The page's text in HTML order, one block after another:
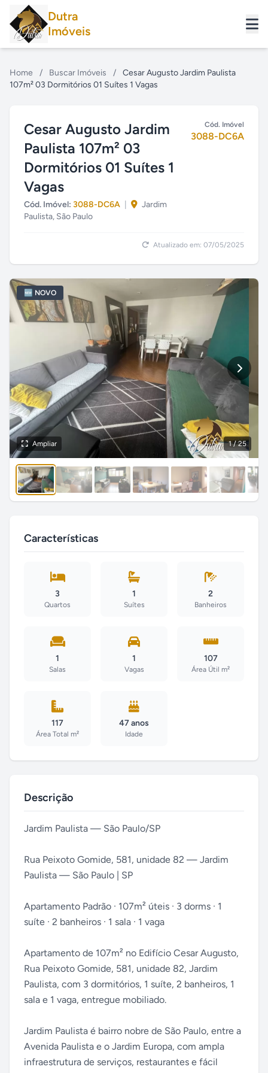
Dutra
Imóveis
Home / Buscar Imóveis /
Cesar Augusto Jardim Paulista
107m² 03 Dormitórios 01 Suítes 1 Vagas
Cesar Augusto Jardim
Paulista 107m² 03
Dormitórios 01 Suítes 1
Vagas
Cód. Imóvel: 3088-DC6A
Jardim
Paulista, São Paulo
Cód. Imóvel
3088-DC6A
Atualizado em: 07/05/2025
1/ 25
🆕 NOVO
Ampliar
Características
3
Quartos
1
Suítes
2
Banheiros
1
Salas
1
Vagas
107
Área Útil m²
117
Área Total m²
47 anos
Idade
Descrição
Jardim Paulista — São Paulo/SP
Rua Peixoto Gomide, 581, unidade 82 — Jardim
Paulista — São Paulo | SP
Apartamento Padrão · 107m² úteis · 3 dorms · 1
suíte · 2 banheiros · 1 sala · 1 vaga
Apartamento de 107m² no Edifício Cesar Augusto,
Rua Peixoto Gomide, 581, unidade 82, Jardim
Paulista, com 3 dormitórios, 1 suíte, 2 banheiros, 1
sala e 1 vaga, entregue mobiliado.
Jardim Paulista é bairro nobre de São Paulo, entre a
Avenida Paulista e o Jardim Europa, com ampla
infraestrutura de serviços, restaurantes e fácil